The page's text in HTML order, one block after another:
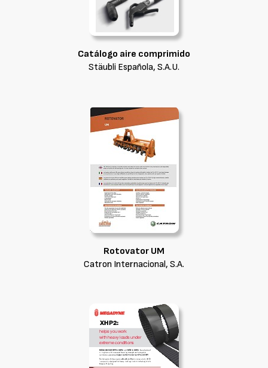
Catálogo aire comprimido
Stäubli Española, S.A.U.
Rotovator UM
Catron Internacional, S.A.